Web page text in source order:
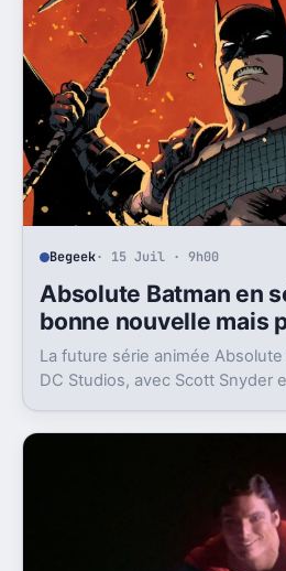
Begeek· 15 Juil · 9h00
Absolute Batman en
bonne nouvelle mais
La future série animée
DC Studios, avec Scott Snyder
demain.